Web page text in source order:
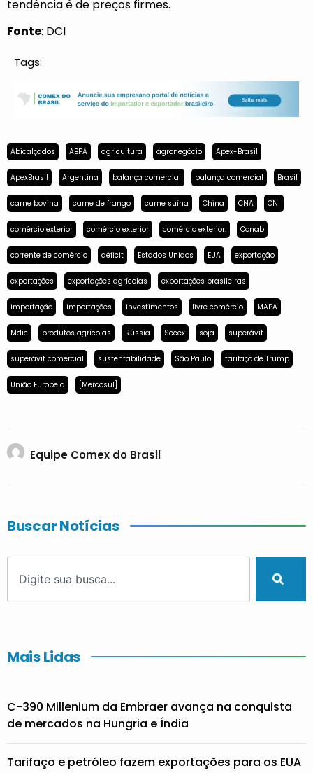
tendência é de preços firmes.
Fonte: DCI
Tags:
Abicalçados ABPA agricultura agronegócio Apex-Brasil
ApexBrasil Argentina balança comercial balança comercial Brasil
carne bovina carne de frango carne suína China CNA CNI
comércio exterior comércio exterior comércio exterior. Conab
corrente de comércio déficit Estados Unidos EUA exportação
exportações exportações agrícolas exportações brasileiras
importação importações investimentos livre comércio MAPA
Mdic produtos agrícolas Rússia Secex soja superávit
superávit comercial sustentabilidade São Paulo tarifaço de Trump
União Europeia [Mercosul]
Equipe Comex do Brasil
Buscar Notícias
Mais Lidas
C-390 Millenium da Embraer avança na conquista
de mercados na Hungria e Índia
Tarifaço e petróleo fazem exportações para os EUA